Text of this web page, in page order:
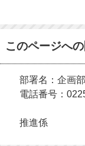
このページへ
部署名：企画
電話番号：
推進係